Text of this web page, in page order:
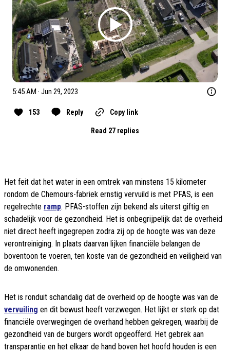
5:45 AM · Jun 29, 2023
153 Reply Copy link
Read 27 replies
Het feit dat het water in een omtrek van minstens 15 kilometer
rondom de Chemours-fabriek ernstig vervuild is met PFAS, is een
regelrechte ramp. PFAS-stoffen zijn bekend als uiterst giftig en
schadelijk voor de gezondheid. Het is onbegrijpelijk dat de overheid
niet direct heeft ingegrepen zodra zij op de hoogte was van deze
verontreiniging. In plaats daarvan lijken financiële belangen de
boventoon te voeren, ten koste van de gezondheid en veiligheid van
de omwonenden.
Het is ronduit schandalig dat de overheid op de hoogte was van de
vervuiling en dit bewust heeft verzwegen. Het lijkt er sterk op dat
financiële overwegingen de overhand hebben gekregen, waarbij de
gezondheid van de burgers wordt opgeofferd. Het gebrek aan
transparantie en het elkaar de hand boven het hoofd houden is een